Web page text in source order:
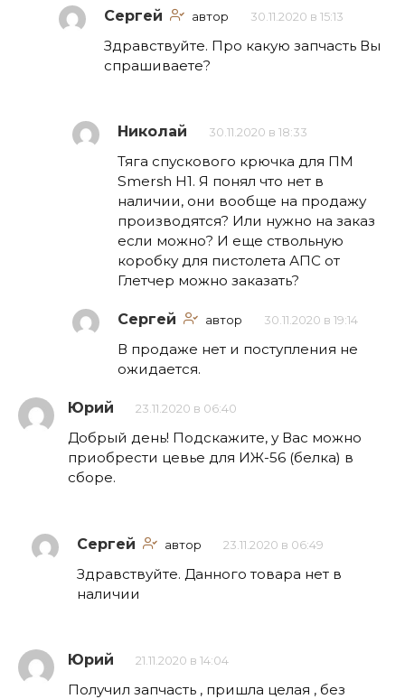
Сергей автор 30.11.2020 в 15:13
Здравствуйте. Про какую запчасть Вы
спрашиваете?
Николай 30.11.2020 в 18:33
Тяга спускового крючка для ПМ
Smersh H1. Я понял что нет в
наличии, они вообще на продажу
производятся? Или нужно на заказ
если можно? И еще ствольную
коробку для пистолета АПС от
Глетчер можно заказать?
Сергей автор 30.11.2020 в 19:14
В продаже нет и поступления не
ожидается.
Юрий 23.11.2020 в 06:40
Добрый день! Подскажите, у Вас можно
приобрести цевье для ИЖ-56 (белка) в
сборе.
Сергей автор 23.11.2020 в 06:49
Здравствуйте. Данного товара нет в
наличии
Юрий 21.11.2020 в 14:04
Получил запчасть , пришла целая , без